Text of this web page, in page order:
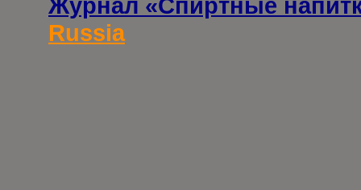
Russia